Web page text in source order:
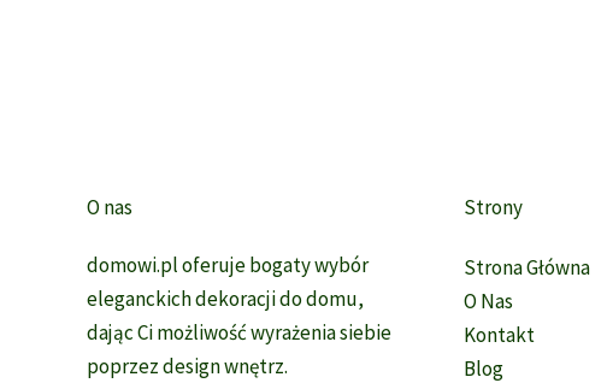
O nas
domowi.pl oferuje bogaty wybór
eleganckich dekoracji do domu,
dając Ci możliwość wyrażenia siebie
poprzez design wnętrz.
Strony
Strona Główna
O Nas
Kontakt
Blog